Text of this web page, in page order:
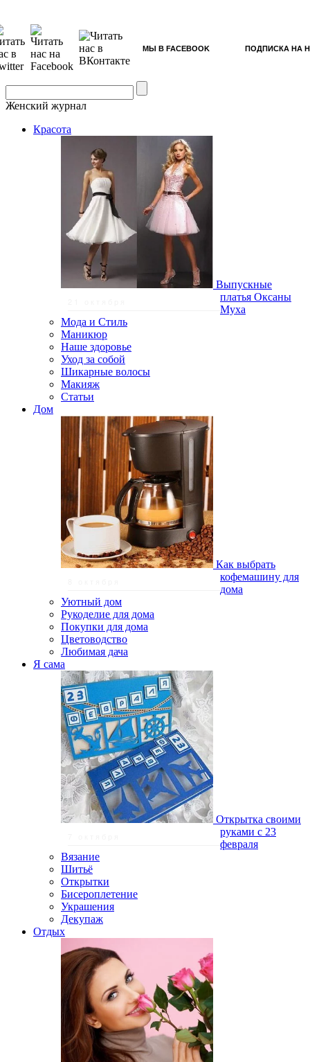
МЫ В FACEBOOK ПОДПИСКА НА
Женский журнал
Красота
Выпускные
платья Оксаны
Муха
Мода и Стиль
Маникюр
Наше здоровье
Уход за собой
Шикарные волосы
Макияж
Статьи
Дом
Как выбрать
кофемашину для
дома
Уютный дом
Рукоделие для дома
Покупки для дома
Цветоводство
Любимая дача
Я сама
Открытка своими
руками с 23
февраля
Вязание
Шитьё
Открытки
Бисероплетение
Украшения
Декупаж
Отдых